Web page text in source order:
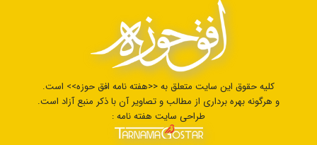
کلیه حقوق این سایت متعلق به <<هفته نامه افق حوزه>> است.
و هرگونه بهره برداری از مطالب و تصاویر آن با ذکر منبع آزاد است.
طراحی سایت هفته نامه :